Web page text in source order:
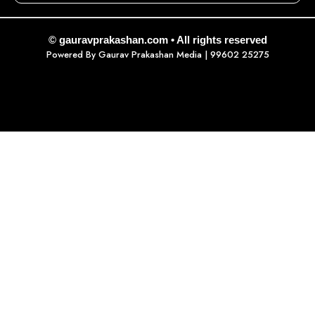
© gauravprakashan.com • All rights reserved
Powered By Gaurav Prakashan Media| 99602 25275